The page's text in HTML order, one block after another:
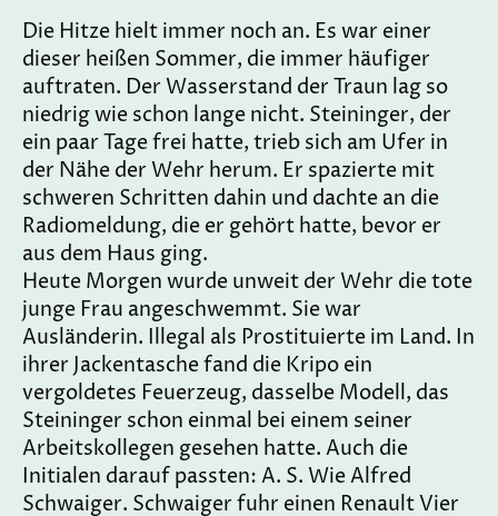
Die Hitze hielt immer noch an. Es war einer
dieser heißen Sommer, die immer häufiger
auftraten. Der Wasserstand der Traun lag so
niedrig wie schon lange nicht. Steininger, der
ein paar Tage frei hatte, trieb sich am Ufer in
der Nähe der Wehr herum. Er spazierte mit
schweren Schritten dahin und dachte an die
Radiomeldung, die er gehört hatte, bevor er
aus dem Haus ging.
Heute Morgen wurde unweit der Wehr die tote
junge Frau angeschwemmt. Sie war
Ausländerin. Illegal als Prostituierte im Land. In
ihrer Jackentasche fand die Kripo ein
vergoldetes Feuerzeug, dasselbe Modell, das
Steininger schon einmal bei einem seiner
Arbeitskollegen gesehen hatte. Auch die
Initialen darauf passten: A. S. Wie Alfred
Schwaiger. Schwaiger fuhr einen Renault Vier